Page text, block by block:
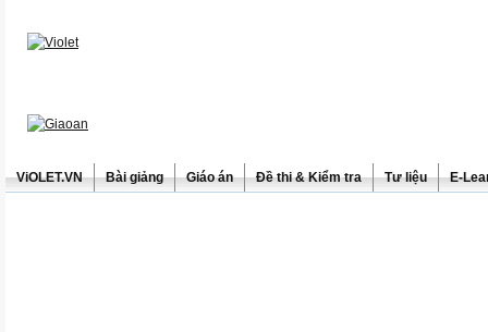
ViOLET.VN Bài giảng Giáo án Đề thi & Kiểm tra Tư liệu E-